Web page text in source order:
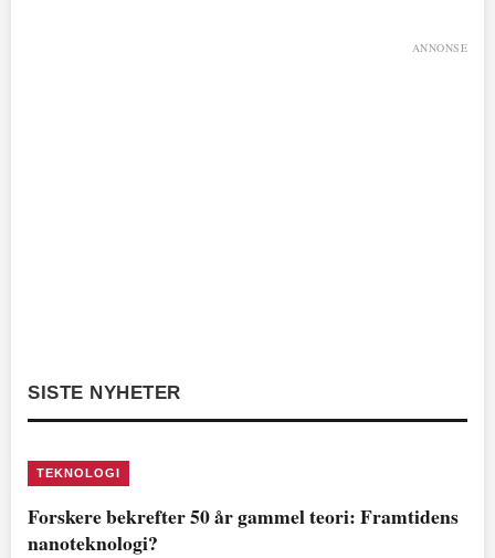
ANNONSE
SISTE NYHETER
TEKNOLOGI
Forskere bekrefter 50 år gammel teori: Framtidens
nanoteknologi?